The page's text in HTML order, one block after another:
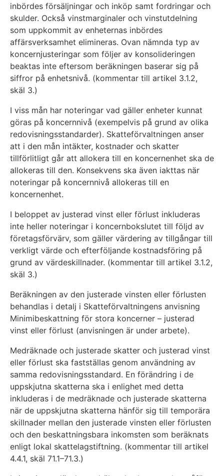
inbördes försäljningar och inköp samt fordringar och
skulder. Också vinstmarginaler och vinstutdelning
som uppkommit av enheternas inbördes
affärsverksamhet elimineras. Ovan nämnda typ av
koncernjusteringar som följer av konsolideringen
beaktas inte eftersom beräkningen baserar sig på
siffror på enhetsnivå. (kommentar till artikel 3.1.2,
skäl 3.)
I viss mån har noteringar vad gäller enheter kunnat
göras på koncernnivå (exempelvis på grund av olika
redovisningsstandarder). Skatteförvaltningen anser
att i den mån intäkter, kostnader och skatter
tillförlitligt går att allokera till en koncernenhet ska de
allokeras till den. Konsekvens ska även iakttas när
noteringar på koncernnivå allokeras till en
koncernenhet.
I beloppet av justerad vinst eller förlust inkluderas
inte heller noteringar i koncernbokslutet till följd av
företagsförvärv, som gäller värdering av tillgångar till
verkligt värde och efterföljande kostnadsföring på
grund av värdeskillnader. (kommentar till artikel 3.1.2,
skäl 3.)
Beräkningen av den justerade vinsten eller förlusten
behandlas i detalj i Skatteförvaltningens anvisning
Minimibeskattning för stora koncerner – justerad
vinst eller förlust (anvisningen är under arbete).
Medräknade och justerade skatter och justerad vinst
eller förlust ska fastställas genom användning av
samma redovisningsstandard. En förändring i de
uppskjutna skatterna ska i enlighet med detta
inkluderas i de medräknade och justerade skatterna
när de uppskjutna skatterna hänför sig till temporära
skillnader mellan den justerade vinsten eller förlusten
och den beskattningsbara inkomsten som beräknats
enligt lokal skattelagstiftning. (kommentar till artikel
4.4.1, skäl 71.1–71.3.)